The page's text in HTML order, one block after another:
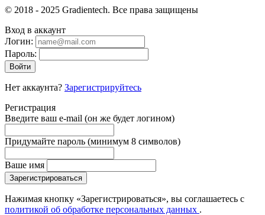
© 2018 - 2025 Gradientech. Все права защищены
Вход в аккаунт
Логин:
Пароль:
Войти
Нет аккаунта? Зарегистрируйтесь
Регистрация
Введите ваш e-mail (он же будет логином)
Придумайте пароль (минимум 8 символов)
Ваше имя
Зарегистрироваться
Нажимая кнопку «Зарегистрироваться», вы соглашаетесь с
политикой об обработке персональных данных .